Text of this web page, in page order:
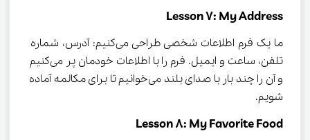
Lesson 7: My Address
ما یک فرم اطلاعات شخصی طراحی می‌کنیم: آدرس، شماره
تلفن، ساعت و ایمیل. فرم را با اطلاعات خودمان پر می‌کنیم
و آن را چند بار با صدای بلند می‌خوانیم تا برای مکالمه آماده
شویم.
Lesson 8: My Favorite Food